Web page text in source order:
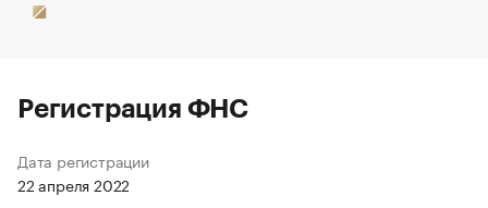
Регистрация ФНС
Дата регистрации
22 апреля 2022